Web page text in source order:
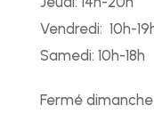
Vendredi: 10h-
Samedi: 10h-18h
Fermé